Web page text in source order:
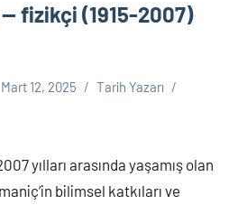
fizikçi (1915-2007)
Mart 12, 2025
Tarih Yazarı
yılları arasında yaşamış olan
bilimsel katkıları ve